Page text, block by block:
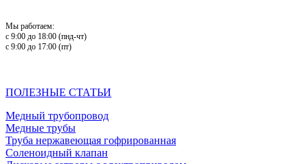
Мы работаем:
с 9:00 до 18:00 (пнд-чт)
с 9:00 до 17:00 (пт)
ПОЛЕЗНЫЕ СТАТЬИ
Медный трубопровод
Медные трубы
Труба нержавеющая гофрированная
Соленоидный клапан